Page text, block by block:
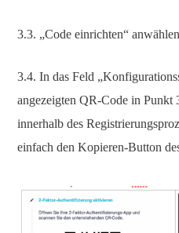
3.3. „Code einrichten“ anwählen
3.4. In das Feld
angezeigten QR-Code in Punkt
innerhalb des
einfach den Kopieren-Button